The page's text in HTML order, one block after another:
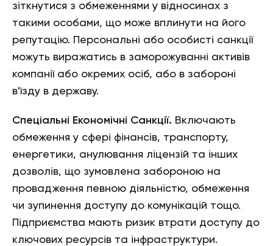
зіткнутися з обмеженнями у відносинах з
такими особами, що може вплинути на його
репутацію. Персональні або особисті санкції
можуть виражатись в заморожуванні активів
компанії або окремих осіб, або в забороні
в'їзду в державу.
Спеціальні Економічні Санкції. Включають
обмеження у сфері фінансів, транспорту,
енергетики, анулювання ліцензій та інших
дозволів, що зумовлена забороною на
провадження певною діяльністю, обмеження
чи зупинення доступу до комунікацій тощо.
Підприємства мають ризик втрати доступу до
ключових ресурсів та інфраструктури.